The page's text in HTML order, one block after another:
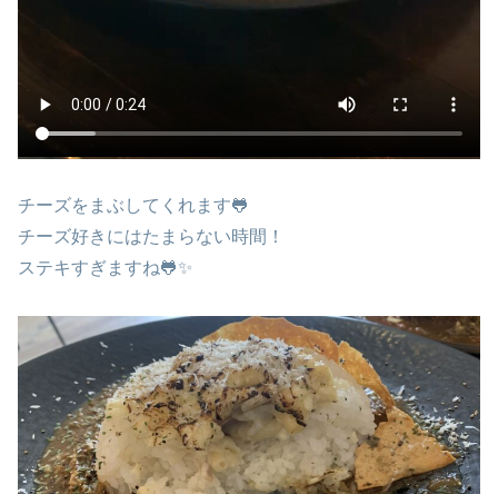
チーズをまぶしてくれます🐸
チーズ好きにはたまらない時間！
ステキすぎますね🐸✨